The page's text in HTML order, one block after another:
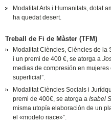
Modalitat Arts i Humanitats, dotat
ha quedat desert.
Treball de Fi de Màster (TFM)
Modalitat Ciències, Ciències de la
i un premi de 400 €, se atorga a
medias de compresión en
superficial”.
Modalitat Ciències Socials i
premi de 400€, se atorga a Isabel
misma utopía elaboración de un
el «modelo riace»”.